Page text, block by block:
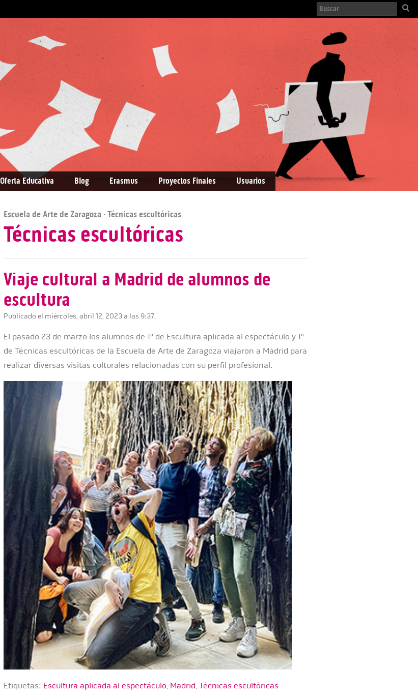
Oferta Educativa Blog Erasmus Proyectos Finales Usuarios
Escuela de Arte de Zaragoza · Técnicas escultóricas
Técnicas escultóricas
Viaje cultural a Madrid de alumnos de
escultura
Publicado el miércoles, abril 12, 2023 a las 9:37.
El pasado 23 de marzo los alumnos de 1º de Escultura aplicada al espectáculo y 1º
de Técnicas escultóricas de la Escuela de Arte de Zaragoza viajaron a Madrid para
realizar diversas visitas culturales relacionadas con su perfil profesional.
Etiquetas: Escultura aplicada al espectáculo, Madrid,Técnicas escultóricas